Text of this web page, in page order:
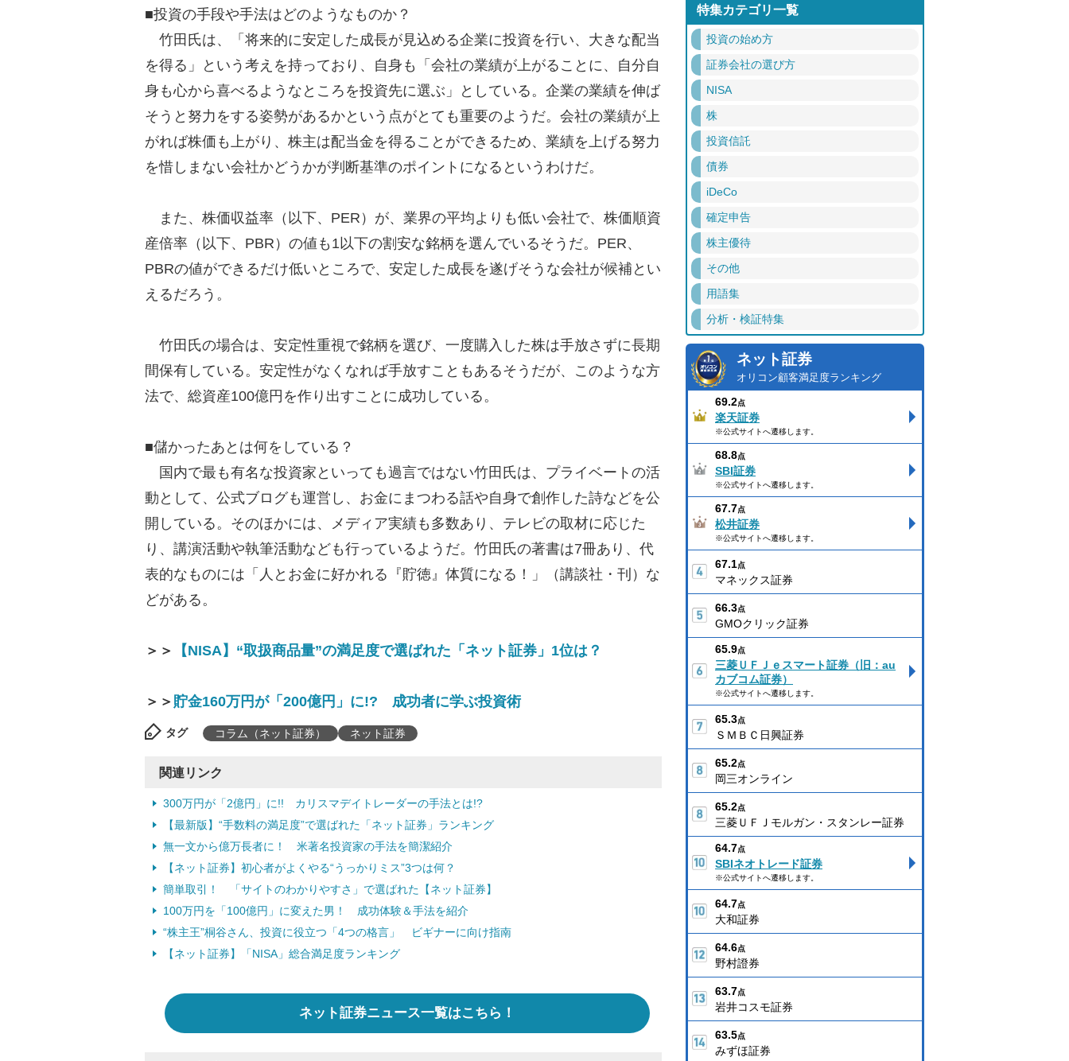
■投資の手段や手法はどのようなものか？
竹田氏は、「将来的に安定した成長が見込める企業に投資を行い、大きな配当
を得る」という考えを持っており、自身も「会社の業績が上がることに、自分自
身も心から喜べるようなところを投資先に選ぶ」としている。企業の業績を伸ば
そうと努力をする姿勢があるかという点がとても重要のようだ。会社の業績が上
がれば株価も上がり、株主は配当金を得ることができるため、業績を上げる努力
を惜しまない会社かどうかが判断基準のポイントになるというわけだ。
また、株価収益率（以下、PER）が、業界の平均よりも低い会社で、株価順資
産倍率（以下、PBR）の値も1以下の割安な銘柄を選んでいるそうだ。PER、
PBRの値ができるだけ低いところで、安定した成長を遂げそうな会社が候補とい
えるだろう。
竹田氏の場合は、安定性重視で銘柄を選び、一度購入した株は手放さずに長期
間保有している。安定性がなくなれば手放すこともあるそうだが、このような方
法で、総資産100億円を作り出すことに成功している。
■儲かったあとは何をしている？
国内で最も有名な投資家といっても過言ではない竹田氏は、プライベートの活
動として、公式ブログも運営し、お金にまつわる話や自身で創作した詩などを公
開している。そのほかには、メディア実績も多数あり、テレビの取材に応じた
り、講演活動や執筆活動なども行っているようだ。竹田氏の著書は7冊あり、代
表的なものには「人とお金に好かれる『貯徳』体質になる！」（講談社・刊）な
どがある。
＞＞ 【NISA】“取扱商品量”の満足度で選ばれた「ネット証券」1位は？
＞＞ 貯金160万円が「200億円」に!? 成功者に学ぶ投資術
タグ コラム（ネット証券） ネット証券
関連リンク
300万円が「2億円」に!! カリスマデイトレーダーの手法とは!?
【最新版】“手数料の満足度”で選ばれた「ネット証券」ランキング
無一文から億万長者に！ 米著名投資家の手法を簡潔紹介
【ネット証券】初心者がよくやる“うっかりミス”3つは何？
簡単取引！ 「サイトのわかりやすさ」で選ばれた【ネット証券】
100万円を「100億円」に変えた男！ 成功体験＆手法を紹介
“株主王”桐谷さん、投資に役立つ「4つの格言」 ビギナーに向け指南
【ネット証券】「NISA」総合満足度ランキング
ネット証券ニュース一覧はこちら！
特集カテゴリ一覧
投資の始め方
証券会社の選び方
NISA
株
投資信託
債券
iDeCo
確定申告
株主優待
その他
用語集
分析・検証特集
ネット証券
オリコン顧客満足度ランキング
69.2点
楽天証券
※公式サイトへ遷移します。
68.8点
SBI証券
※公式サイトへ遷移します。
67.7点
松井証券
※公式サイトへ遷移します。
67.1点
マネックス証券
66.3点
GMOクリック証券
65.9点
三菱ＵＦＪｅスマート証券（旧：au
カブコム証券）
※公式サイトへ遷移します。
65.3点
ＳＭＢＣ日興証券
65.2点
岡三オンライン
65.2点
三菱ＵＦＪモルガン・スタンレー証券
64.7点
SBIネオトレード証券
※公式サイトへ遷移します。
64.7点
大和証券
64.6点
野村證券
63.7点
岩井コスモ証券
63.5点
みずほ証券